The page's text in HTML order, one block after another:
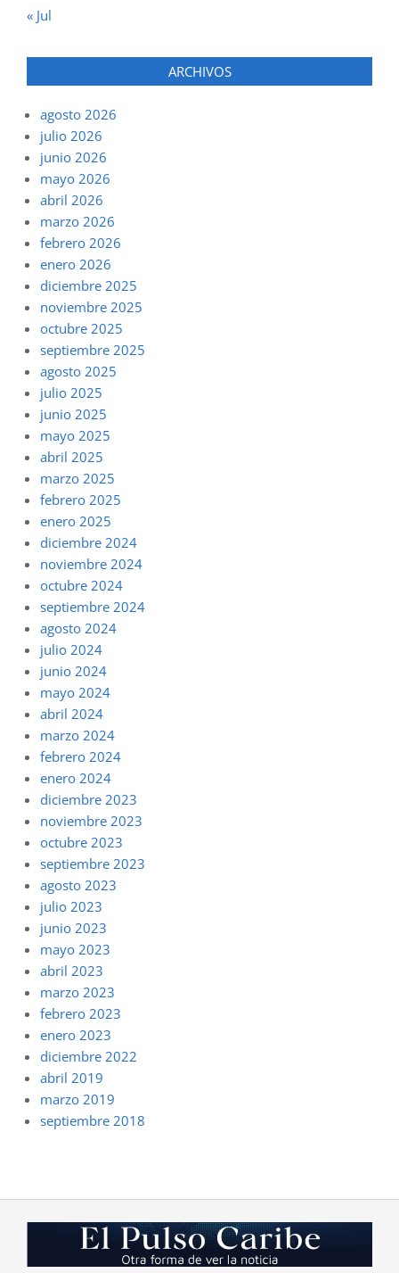
« Jul
ARCHIVOS
agosto 2026
julio 2026
junio 2026
mayo 2026
abril 2026
marzo 2026
febrero 2026
enero 2026
diciembre 2025
noviembre 2025
octubre 2025
septiembre 2025
agosto 2025
julio 2025
junio 2025
mayo 2025
abril 2025
marzo 2025
febrero 2025
enero 2025
diciembre 2024
noviembre 2024
octubre 2024
septiembre 2024
agosto 2024
julio 2024
junio 2024
mayo 2024
abril 2024
marzo 2024
febrero 2024
enero 2024
diciembre 2023
noviembre 2023
octubre 2023
septiembre 2023
agosto 2023
julio 2023
junio 2023
mayo 2023
abril 2023
marzo 2023
febrero 2023
enero 2023
diciembre 2022
abril 2019
marzo 2019
septiembre 2018